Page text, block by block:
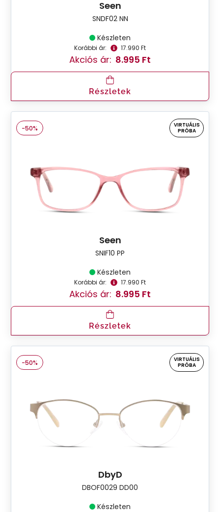
Seen
SNDF02 NN
Készleten
Korábbi ár: 17.990 Ft
Akciós ár: 8.995 Ft
Részletek
-50%
VIRTUÁLIS
PRÓBA
Seen
SNIF10 PP
Készleten
Korábbi ár: 17.990 Ft
Akciós ár: 8.995 Ft
Részletek
-50%
VIRTUÁLIS
PRÓBA
DbyD
DBOF0029 DD00
Készleten